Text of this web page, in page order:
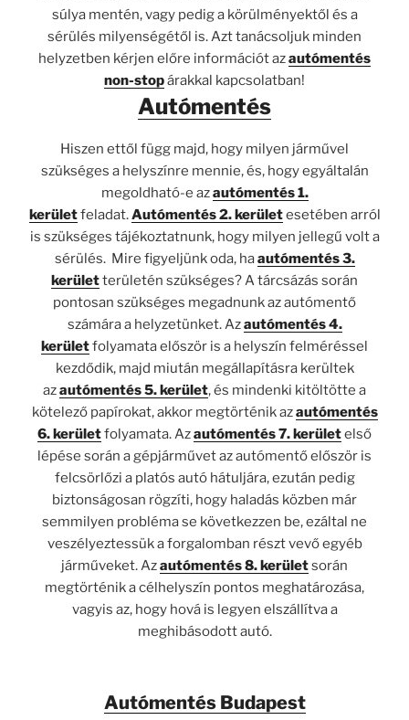
súlya mentén, vagy pedig a körülményektől és a
sérülés milyenségétől is. Azt tanácsoljuk minden
helyzetben kérjen előre információt azautómentés
non-stopárakkal kapcsolatban!
Autómentés
Hiszen ettől függ majd, hogy milyen járművel
szükséges a helyszínre mennie, és, hogy egyáltalán
megoldható-e azautómentés 1.
kerületfeladat.Autómentés 2. kerületesetében arról
is szükséges tájékoztatnunk, hogy milyen jellegű volt a
sérülés. Mire figyeljünk oda, haautómentés 3.
kerületterületén szükséges? A tárcsázás során
pontosan szükséges megadnunk az autómentő
számára a helyzetünket. Azautómentés 4.
kerületfolyamata először is a helyszín felméréssel
kezdődik, majd miután megállapításra kerültek
azautómentés 5. kerület, és mindenki kitöltötte a
kötelező papírokat, akkor megtörténik azautómentés
6. kerületfolyamata. Azautómentés 7. kerületelső
lépése során a gépjárművet az autómentő először is
felcsörlőzi a platós autó hátuljára, ezután pedig
biztonságosan rögzíti, hogy haladás közben már
semmilyen probléma se következzen be, ezáltal ne
veszélyeztessük a forgalomban részt vevő egyéb
járműveket. Azautómentés 8. kerületsorán
megtörténik a célhelyszín pontos meghatározása,
vagyis az, hogy hová is legyen elszállítva a
meghibásodott autó.
Autómentés Budapest